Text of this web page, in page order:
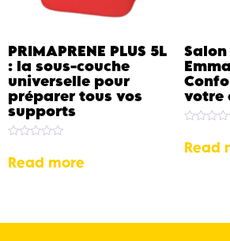
PRIMAPRENE PLUS 5L
: la sous-couche
universelle pour
préparer tous vos
supports
0
out
Read more
votre
0
out
Read